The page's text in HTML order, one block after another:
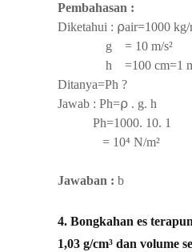
Pembahasan :
Diketahui : ⍴air=1000 kg/
g = 10 m/s²
h =100 cm=1
Ditanya=Ph ?
Jawab : Ph=⍴ . g. h
Ph=1000. 10. 1
= 10⁴ N/m²
Jawaban : b
4. Bongkahan es
1,03 g/cm³ dan volume